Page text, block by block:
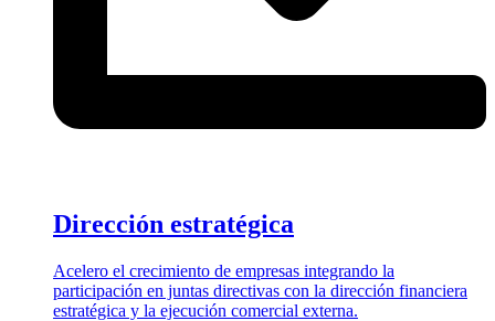
Dirección estratégica
Acelero el crecimiento de empresas integrando la
participación en juntas directivas con la dirección financiera
estratégica y la ejecución comercial externa.